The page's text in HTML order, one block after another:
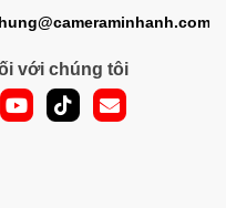
với chúng tôi